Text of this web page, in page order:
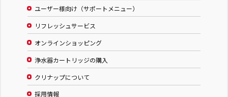
ユーザー様向け（サポートメニュー）
リフレッシュサービス
オンラインショッピング
浄水器カートリッジの購入
クリナップについて
採用情報